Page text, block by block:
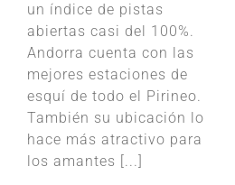
un índice de pistas
abiertas casi del 100%.
Andorra cuenta con las
mejores estaciones de
esquí de todo el Pirineo.
También su ubicación lo
hace más atractivo para
los amantes [...]